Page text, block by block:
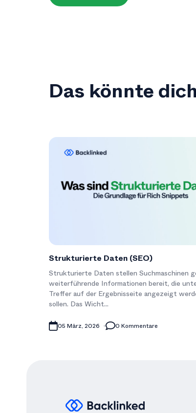
Das könnte
Strukturierte Daten (SEO)
Strukturierte Daten stellen Suchmaschinen
weiterführende Informationen bereit, die
Treffer auf der Ergebnisseite angezeigt
sollen. Das Wicht...
05 März, 2026 0 Kommentare